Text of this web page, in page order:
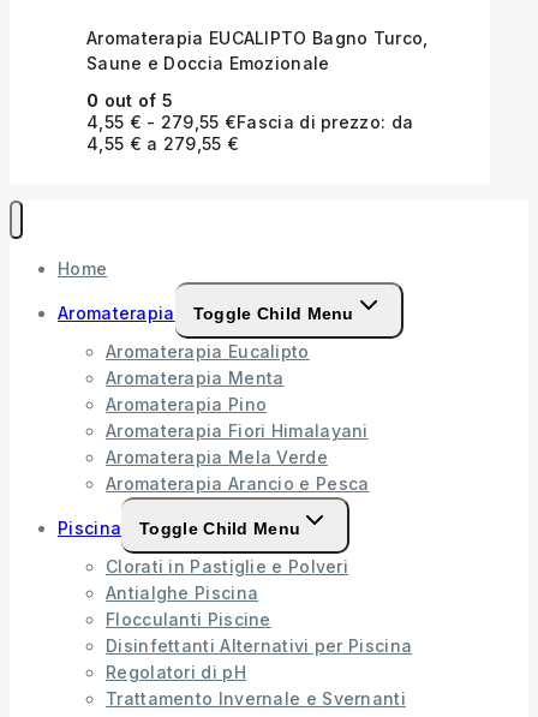
Aromaterapia EUCALIPTO Bagno Turco,
Saune e Doccia Emozionale
0 out of 5
4,55 € - 279,55 €Fascia di prezzo: da
4,55 € a 279,55 €
Home
Aromaterapia Toggle Child Menu
Aromaterapia Eucalipto
Aromaterapia Menta
Aromaterapia Pino
Aromaterapia Fiori Himalayani
Aromaterapia Mela Verde
Aromaterapia Arancio e Pesca
Piscina Toggle Child Menu
Clorati in Pastiglie e Polveri
Antialghe Piscina
Flocculanti Piscine
Disinfettanti Alternativi per Piscina
Regolatori di pH
Trattamento Invernale e Svernanti